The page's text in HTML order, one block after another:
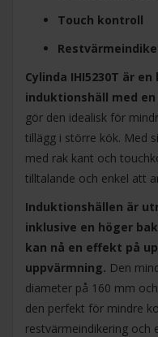
Touch kontroll
Cylinda IHI5230T är
induktionshäll med
gör den idealisk för
tillägg i större kök. Med
med rak kant och
tilltalande och enkel att
Induktionshällen är
inklusive en höger
kan nå en effekt på
uppvärmning. Den
diameter på 160 mm
den perfekt för mindre
restvärmeindikering och